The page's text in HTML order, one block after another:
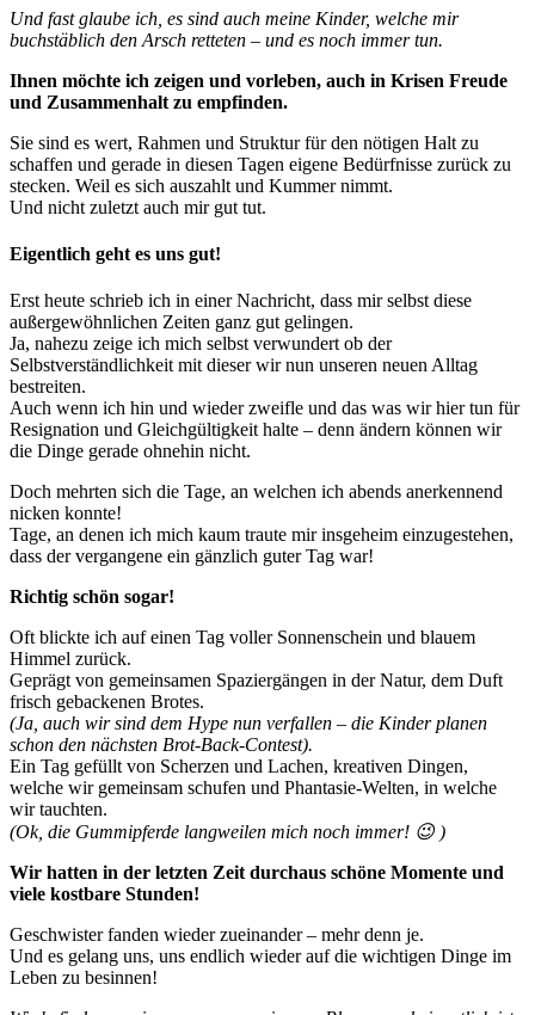
Und fast glaube ich, es sind auch meine Kinder, welche mir
buchstäblich den Arsch retteten – und es noch immer tun.
Ihnen möchte ich zeigen und vorleben, auch in Krisen Freude
und Zusammenhalt zu empfinden.
Sie sind es wert, Rahmen und Struktur für den nötigen Halt zu
schaffen und gerade in diesen Tagen eigene Bedürfnisse zurück zu
stecken. Weil es sich auszahlt und Kummer nimmt.
Und nicht zuletzt auch mir gut tut.
Eigentlich geht es uns gut!
Erst heute schrieb ich in einer Nachricht, dass mir selbst diese
außergewöhnlichen Zeiten ganz gut gelingen.
Ja, nahezu zeige ich mich selbst verwundert ob der
Selbstverständlichkeit mit dieser wir nun unseren neuen Alltag
bestreiten.
Auch wenn ich hin und wieder zweifle und das was wir hier tun für
Resignation und Gleichgültigkeit halte – denn ändern können wir
die Dinge gerade ohnehin nicht.
Doch mehrten sich die Tage, an welchen ich abends anerkennend
nicken konnte!
Tage, an denen ich mich kaum traute mir insgeheim einzugestehen,
dass der vergangene ein gänzlich guter Tag war!
Richtig schön sogar!
Oft blickte ich auf einen Tag voller Sonnenschein und blauem
Himmel zurück.
Geprägt von gemeinsamen Spaziergängen in der Natur, dem Duft
frisch gebackenen Brotes.
(Ja, auch wir sind dem Hype nun verfallen – die Kinder planen
schon den nächsten Brot-Back-Contest).
Ein Tag gefüllt von Scherzen und Lachen, kreativen Dingen,
welche wir gemeinsam schufen und Phantasie-Welten, in welche
wir tauchten.
(Ok, die Gummipferde langweilen mich noch immer! 😉 )
Wir hatten in der letzten Zeit durchaus schöne Momente und
viele kostbare Stunden!
Geschwister fanden wieder zueinander – mehr denn je.
Und es gelang uns, uns endlich wieder auf die wichtigen Dinge im
Leben zu besinnen!